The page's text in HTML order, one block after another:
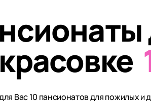
Вас 10 пансионатов для пожилых и